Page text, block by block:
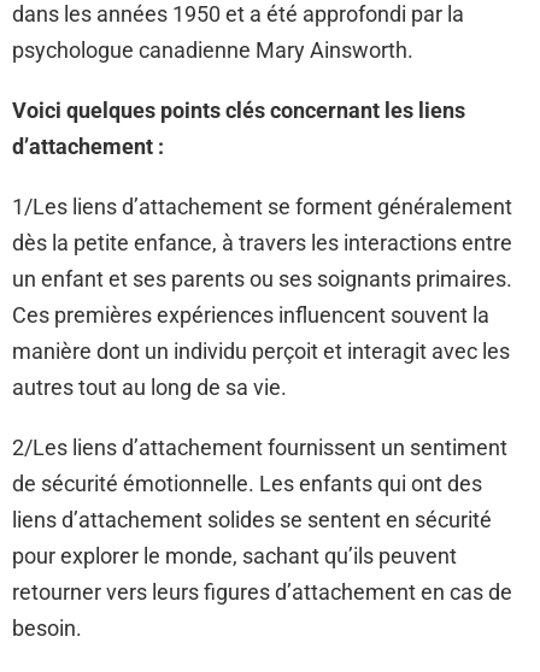
dans les années 1950 et a été approfondi par la
psychologue canadienne Mary Ainsworth.
Voici quelques points clés concernant les liens
d’attachement :
1/Les liens d’attachement se forment généralement
dès la petite enfance, à travers les interactions entre
un enfant et ses parents ou ses soignants primaires.
Ces premières expériences influencent souvent la
manière dont un individu perçoit et interagit avec les
autres tout au long de sa vie.
2/Les liens d’attachement fournissent un sentiment
de sécurité émotionnelle. Les enfants qui ont des
liens d’attachement solides se sentent en sécurité
pour explorer le monde, sachant qu’ils peuvent
retourner vers leurs figures d’attachement en cas de
besoin.